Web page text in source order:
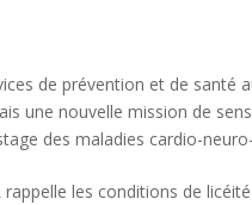
de prévention et de santé
une nouvelle mission de
des maladies cardio-
rappelle les conditions de